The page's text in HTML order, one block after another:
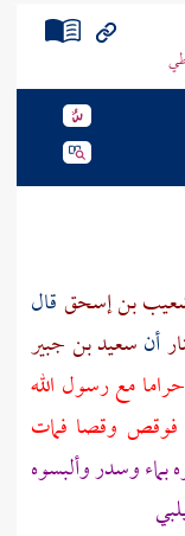
بن إسحققال
أنسعيد بن جبير
مع رسول الله
فوقص وقصا فمات
بماء وسدر وألبسوه